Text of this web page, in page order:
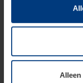
Juridisch zijn wij
onze pagina's
soorten cookies is
toestemming kunt u
wijzigen of